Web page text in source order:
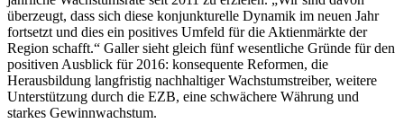
überzeugt, dass sich diese konjunkturelle Dynamik im neuen Jahr
fortsetzt und dies ein positives Umfeld für die Aktienmärkte der
Region schafft.“ Galler sieht gleich fünf wesentliche Gründe für den
positiven Ausblick für 2016: konsequente Reformen, die
Herausbildung langfristig nachhaltiger Wachstumstreiber, weitere
Unterstützung durch die EZB, eine schwächere Währung und
starkes Gewinnwachstum.